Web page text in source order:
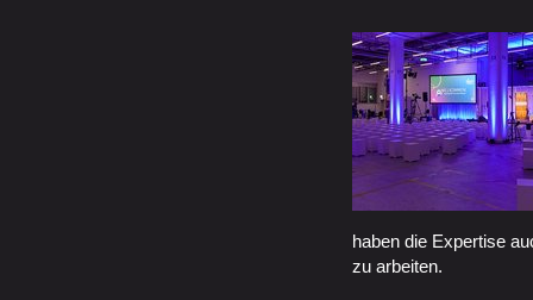
haben die Expertise
zu arbeiten.